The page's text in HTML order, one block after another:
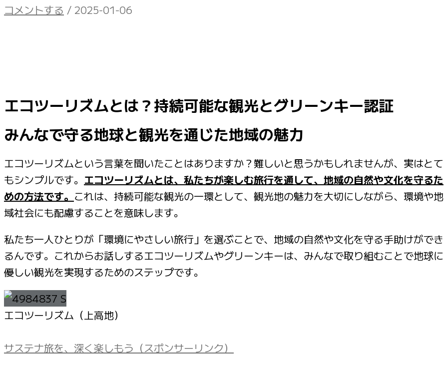
コメントする / 2025-01-06
エコツーリズムとは？持続可能な観光とグリーンキー認証
みんなで守る地球と観光を通じた地域の魅力
エコツーリズムという言葉を聞いたことはありますか？難しいと思うかもしれませんが、実はとて
もシンプルです。 エコツーリズムとは、私たちが楽しむ旅行を通して、地域の自然や文化を守るた
めの方法です。 これは、持続可能な観光の一環として、観光地の魅力を大切にしながら、環境や地
域社会にも配慮することを意味します。
私たち一人ひとりが「環境にやさしい旅行」を選ぶことで、地域の自然や文化を守る手助けができ
るんです。これからお話しするエコツーリズムやグリーンキーは、みんなで取り組むことで地球に
優しい観光を実現するためのステップです。
エコツーリズム（上高地）
サステナ旅を、深く楽しもう（スポンサーリンク）